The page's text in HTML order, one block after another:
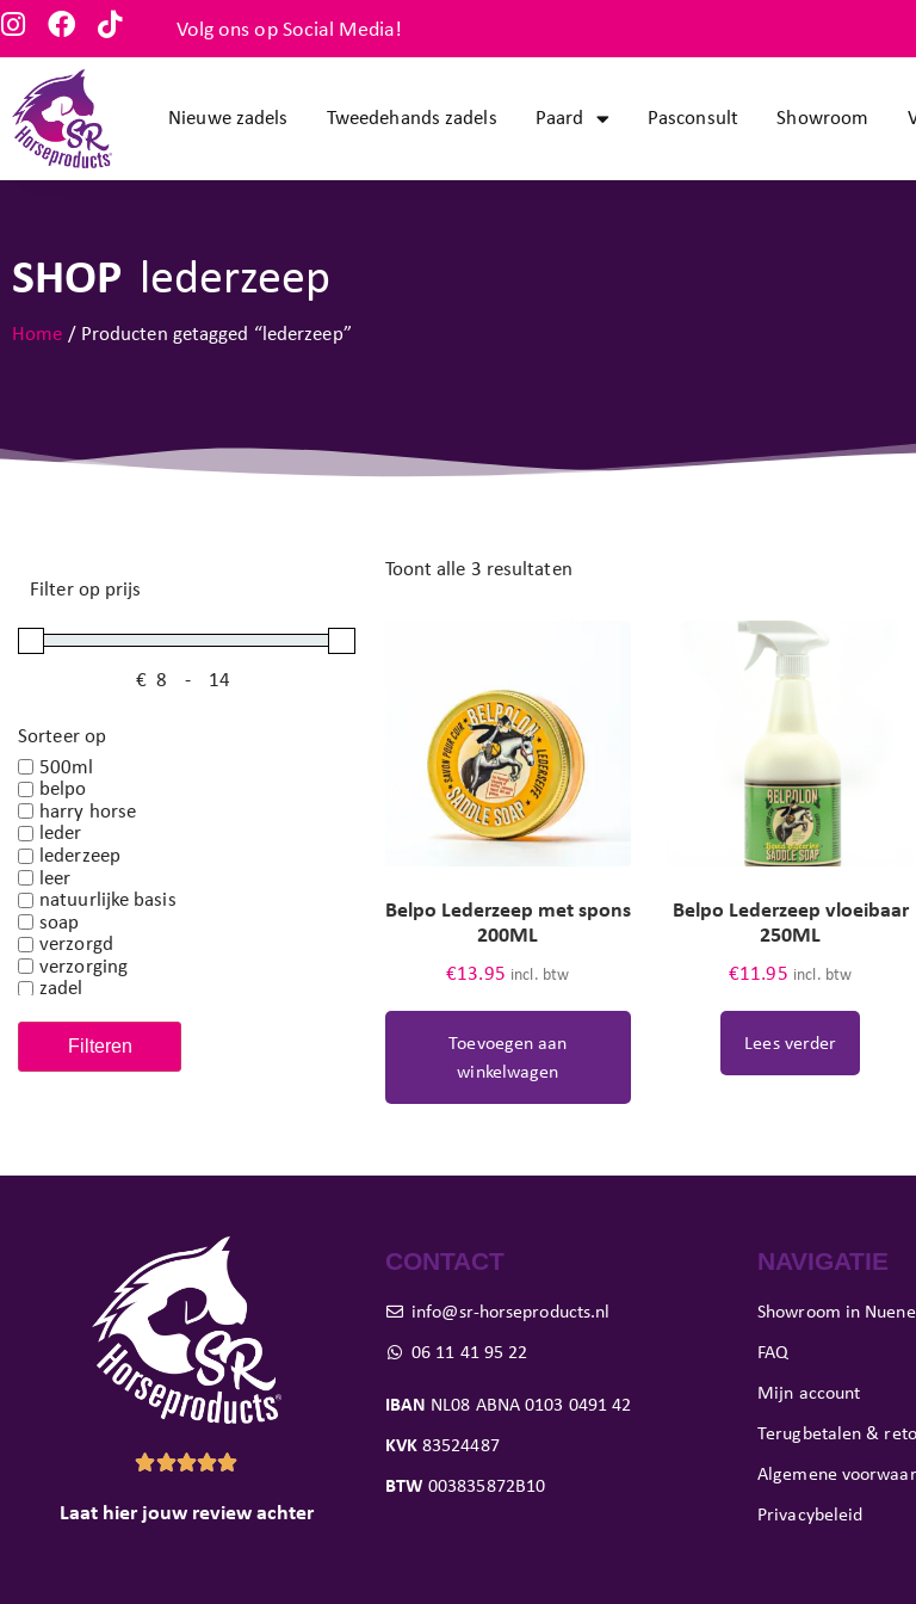
Volg ons op Social Media!
Nieuwe zadels Tweedehands zadels Paard Pasconsult Showroom
SHOP lederzeep
Home / Producten getagged “lederzeep”
Filter op prijs
€ Minimale prijs
-Maximale prijs
Sorteer op
500ml
belpo
harry horse
leder
lederzeep
leer
natuurlijke basis
soap
verzorgd
verzorging
zadel
Filteren
Toont alle 3 resultaten
Belpo Lederzeep met spons
200ML
€13.95 incl. btw
Toevoegen aan
winkelwagen
Belpo Lederzeep vloeibaar
250ML
€11.95 incl. btw
Lees verder

Laat hier jouw review achter
CONTACT
info@sr-horseproducts.nl
06 11 41 95 22
IBAN NL08 ABNA 0103 0491 42
KVK83524487
BTW 003835872B10
NAVIGATIE
Showroom in
FAQ
Mijn account
Terugbetalen &
Algemene
Privacybeleid